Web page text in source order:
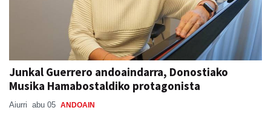
Junkal Guerrero andoaindarra, Donostiako
Musika Hamabostaldiko protagonista
Aiurri abu 05 ANDOAIN